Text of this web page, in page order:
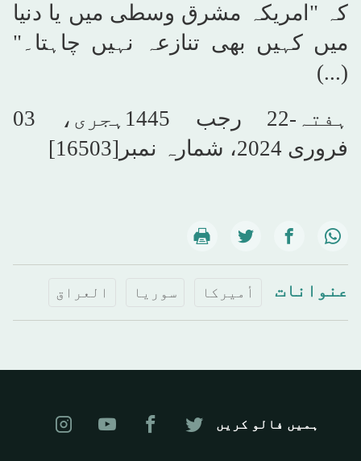
کہ "امریکہ مشرق وسطی میں یا دنیا
میں کہیں بھی تنازعہ نہیں چاہتا۔ "
(...)
ہفتہ-22 رجب 1445ہجری، 03
فروری 2024، شمارہ نمبر[16503]
عنوانات أميركا سوريا العراق
ہمیں فالو کریں